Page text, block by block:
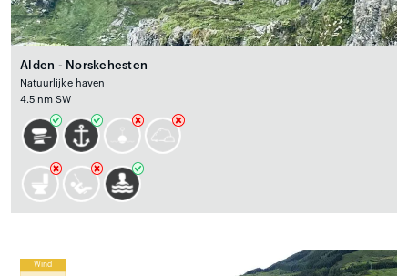
Alden - Norskehesten
Natuurlijke haven
4.5 nm SW
Wind